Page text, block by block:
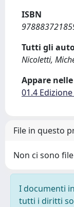
ISBN
Tutti gli
Nicoletti,
Appare
01.4
File in questo
Non ci sono
I documenti
tutti i diritti